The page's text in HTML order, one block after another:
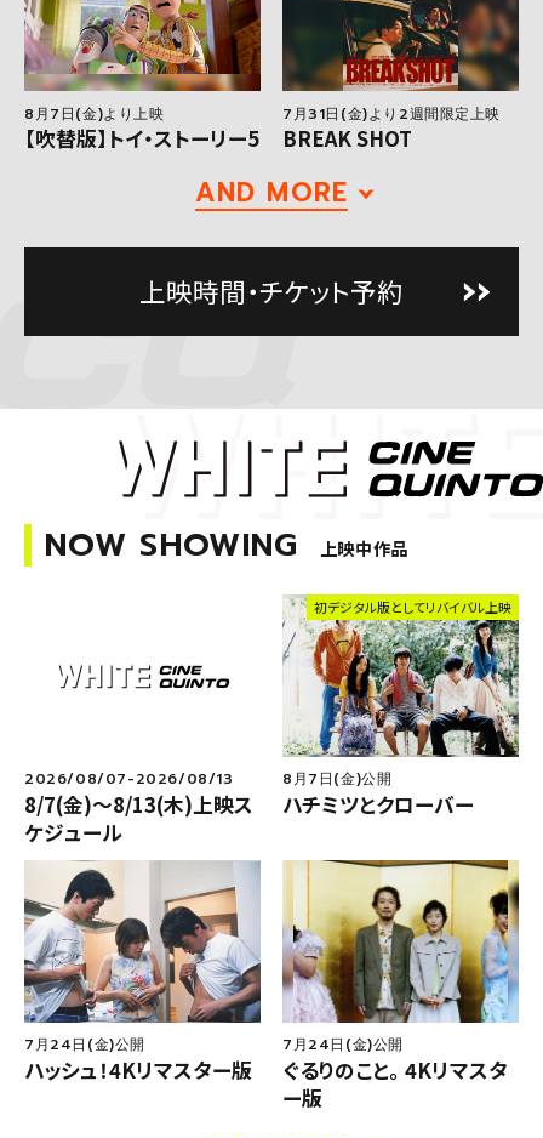
F
ll
w
u
s
CQ
8月7日(金)より上映
【吹替版】トイ・ストーリー5
7月31日(金)より2週間限定上映
BREAK SHOT
AND MORE
上映時間・チケット予約
NOW SHOWING 上映中作品
2026/08/07-2026/08/13
8/7(金)～8/13(木)上映ス
ケジュール
初デジタル版としてリバイバル上映
8月7日(金)公開
ハチミツとクローバー
7月24日(金)公開
ハッシュ！4Kリマスター版
7月24日(金)公開
ぐるりのこと。 4Kリマスタ
ー版